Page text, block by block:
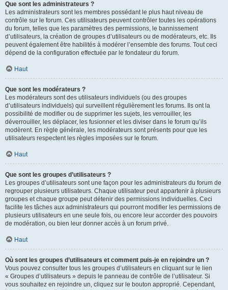
Que sont les administrateurs ?
Les administrateurs sont les membres possédant le plus haut niveau de
contrôle sur le forum. Ces utilisateurs peuvent contrôler toutes les opérations
du forum, telles que les paramètres des permissions, le bannissement
d’utilisateurs, la création de groupes d’utilisateurs ou de modérateurs, etc. Ils
peuvent également être habilités à modérer l’ensemble des forums. Tout ceci
dépend de la configuration effectuée par le fondateur du forum.
Haut
Que sont les modérateurs ?
Les modérateurs sont des utilisateurs individuels (ou des groupes
d’utilisateurs individuels) qui surveillent régulièrement les forums. Ils ont la
possibilité de modifier ou de supprimer les sujets, les verrouiller, les
déverrouiller, les déplacer, les fusionner et les diviser dans le forum qu’ils
modèrent. En règle générale, les modérateurs sont présents pour que les
utilisateurs respectent les règles imposées sur le forum.
Haut
Que sont les groupes d’utilisateurs ?
Les groupes d’utilisateurs sont une façon pour les administrateurs du forum de
regrouper plusieurs utilisateurs. Chaque utilisateur peut appartenir à plusieurs
groupes et chaque groupe peut détenir des permissions individuelles. Ceci
facilite les tâches aux administrateurs qui pourront modifier les permissions de
plusieurs utilisateurs en une seule fois, ou encore leur accorder des pouvoirs
de modération, ou bien leur donner accès à un forum privé.
Haut
Où sont les groupes d’utilisateurs et comment puis-je en rejoindre un ?
Vous pouvez consulter tous les groupes d’utilisateurs en cliquant sur le lien
« Groupes d’utilisateurs » depuis le panneau de contrôle de l’utilisateur. Si
vous souhaitez en rejoindre un, cliquez sur le bouton approprié. Cependant,